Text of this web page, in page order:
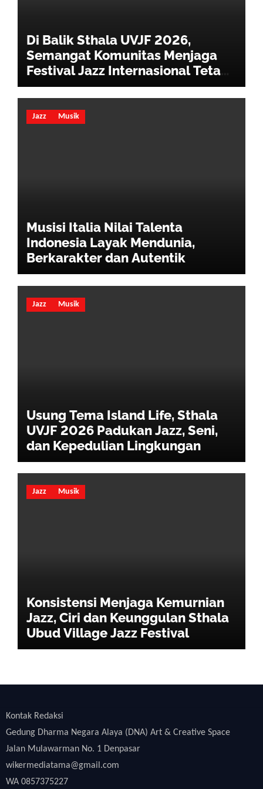
Di Balik Sthala UVJF 2026,
Semangat Komunitas Menjaga
Festival Jazz Internasional Tetap
Hidup
Jazz Musik
Musisi Italia Nilai Talenta
Indonesia Layak Mendunia,
Berkarakter dan Autentik
Jazz Musik
Usung Tema Island Life, Sthala
UVJF 2026 Padukan Jazz, Seni,
dan Kepedulian Lingkungan
Jazz Musik
Konsistensi Menjaga Kemurnian
Jazz, Ciri dan Keunggulan Sthala
Ubud Village Jazz Festival
Kontak Redaksi
Gedung Dharma Negara Alaya (DNA) Art & Creative Space
Jalan Mulawarman No. 1 Denpasar
wikermediatama@gmail.com
WA 0857375227